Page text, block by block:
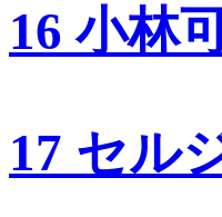
16 小林
17 セル